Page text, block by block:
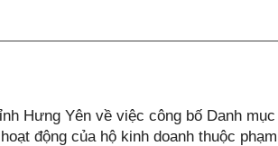
Hưng Yên về việc công bố Danh
động của hộ kinh doanh thuộc